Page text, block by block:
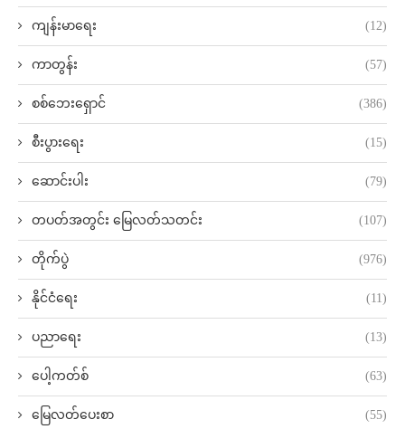
ကျန်းမာရေး (12)
ကာတွန်း (57)
စစ်ဘေးရှောင် (386)
စီးပွားရေး (15)
ဆောင်းပါး (79)
တပတ်အတွင်း မြေလတ်သတင်း (107)
တိုက်ပွဲ (976)
နိုင်ငံရေး (11)
ပညာရေး (13)
ပေါ့ကတ်စ် (63)
မြေလတ်ပေးစာ (55)